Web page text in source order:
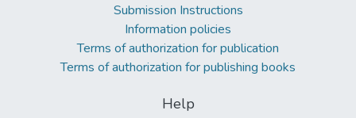
Submission Instructions
Information policies
Terms of authorization for publication
Terms of authorization for publishing books
Help